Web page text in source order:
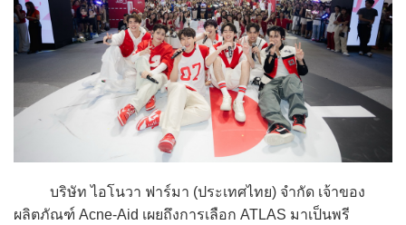
บริษัท ไอโนวา ฟาร์มา (ประเทศไทย) จำกัด เจ้าของ
ผลิตภัณฑ์ Acne-Aid เผยถึงการเลือก ATLAS มาเป็นพรี